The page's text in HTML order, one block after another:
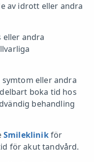
av idrott eller andra
eller andra
symtom eller andra
boka tid hos
behandling
Smileklinikför
för akut tandvård.